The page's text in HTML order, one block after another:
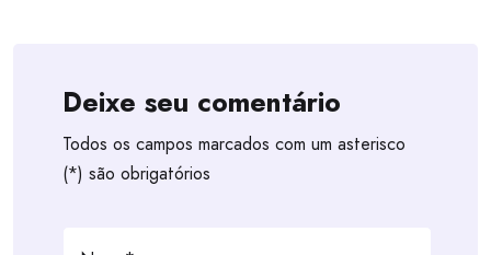
Deixe seu comentário
Todos os campos marcados com um asterisco
(*) são obrigatórios